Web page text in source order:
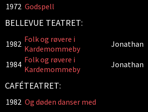
1972 Godspell
BELLEVUE TEATRET:
1982 Folk og røvere i
Kardemommeby
Jonathan
1984 Folk og røvere i
Kardemommeby
Jonathan
CAFÉTEATRET:
1982 Og døden danser med